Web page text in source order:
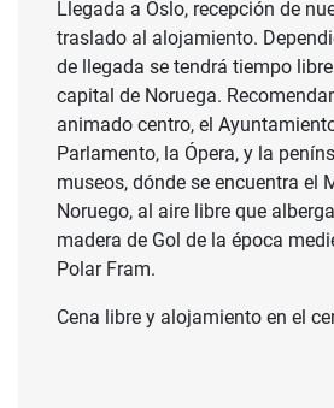
Llegada a Oslo, recepción de
traslado al alojamiento.
de llegada se tendrá tiempo
capital de Noruega.
animado centro, el
Parlamento, la Ópera, y la
museos, dónde se encuentra el
Noruego, al aire libre que
madera de Gol de la época
Polar Fram.
Cena libre y alojamiento en el